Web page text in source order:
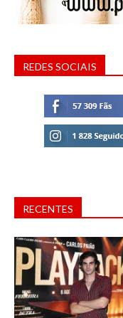
REDES SOCIAIS
RECENTES